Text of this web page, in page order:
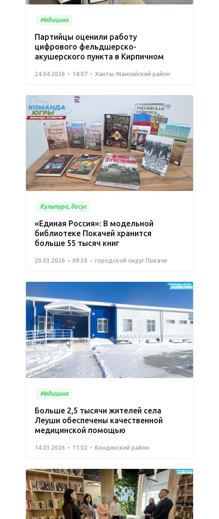
Медицина
Партийцы оценили работу
цифрового фельдшерско-
акушерского пункта в Кирпичном
24.04.2026 14:07 Ханты-Мансийский район
Культура, досуг
«Единая Россия»: В модельной
библиотеке Покачей хранится
больше 55 тысяч книг
20.03.2026 09:38 городской округ Покачи
Медицина
Больше 2,5 тысячи жителей села
Леуши обеспечены качественной
медицинской помощью
14.03.2026 11:02 Кондинский район